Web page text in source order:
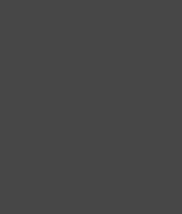
negatívny Female